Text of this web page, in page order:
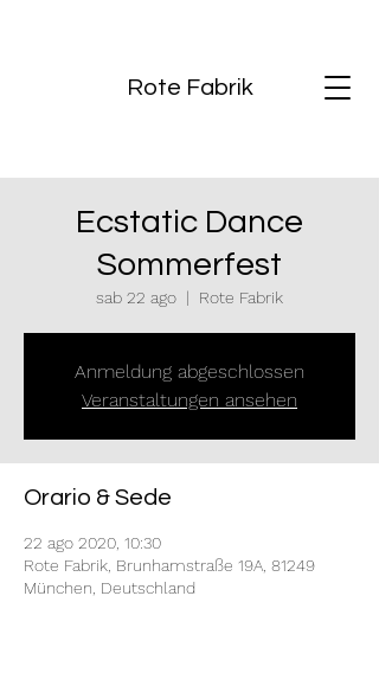
Rote Fabrik
Ecstatic Dance
Sommerfest
sab 22 ago
  |
Rote Fabrik
Anmeldung abgeschlossen
Veranstaltungen ansehen
Orario & Sede
22 ago 2020, 10:30
Rote Fabrik, Brunhamstraße 19A, 81249
München, Deutschland